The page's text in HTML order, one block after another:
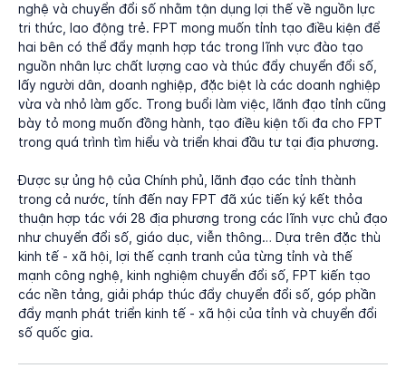
nghệ và chuyển đổi số nhằm tận dụng lợi thế về nguồn lực
tri thức, lao động trẻ. FPT mong muốn tỉnh tạo điều kiện để
hai bên có thể đẩy mạnh hợp tác trong lĩnh vực đào tạo
nguồn nhân lực chất lượng cao và thúc đẩy chuyển đổi số,
lấy người dân, doanh nghiệp, đặc biệt là các doanh nghiệp
vừa và nhỏ làm gốc. Trong buổi làm việc, lãnh đạo tỉnh cũng
bày tỏ mong muốn đồng hành, tạo điều kiện tối đa cho FPT
trong quá trình tìm hiểu và triển khai đầu tư tại địa phương.
Được sự ủng hộ của Chính phủ, lãnh đạo các tỉnh thành
trong cả nước, tính đến nay FPT đã xúc tiến ký kết thỏa
thuận hợp tác với 28 địa phương trong các lĩnh vực chủ đạo
như chuyển đổi số, giáo dục, viễn thông… Dựa trên đặc thù
kinh tế - xã hội, lợi thế cạnh tranh của từng tỉnh và thế
mạnh công nghệ, kinh nghiệm chuyển đổi số, FPT kiến tạo
các nền tảng, giải pháp thúc đẩy chuyển đổi số, góp phần
đẩy mạnh phát triển kinh tế - xã hội của tỉnh và chuyển đổi
số quốc gia.